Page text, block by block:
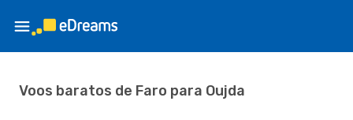
Voos baratos de Faro para Oujda